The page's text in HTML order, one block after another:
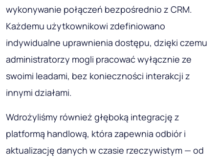
wykonywanie połączeń bezpośrednio z CRM.
Każdemu użytkownikowi zdefiniowano
indywidualne uprawnienia dostępu, dzięki czemu
administratorzy mogli pracować wyłącznie ze
swoimi leadami, bez konieczności interakcji z
innymi działami.
Wdrożyliśmy również głęboką integrację z
platformą handlową, która zapewnia odbiór i
aktualizację danych w czasie rzeczywistym — od